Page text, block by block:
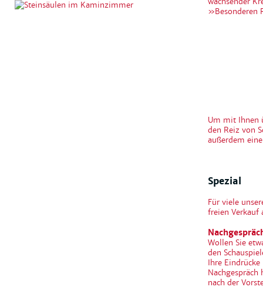
»Besonderen
Um mit Ihnen
den Reiz von
außerdem
Spezial
Für viele
freien Verkauf
Wollen Sie
den
Ihre
nach der